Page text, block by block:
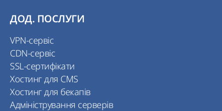
ДОД. ПОСЛУГИ
VPN-сервіс
CDN-сервіс
SSL-сертифікати
Хостинг для CMS
Хостинг для бекапів
Адміністрування серверів